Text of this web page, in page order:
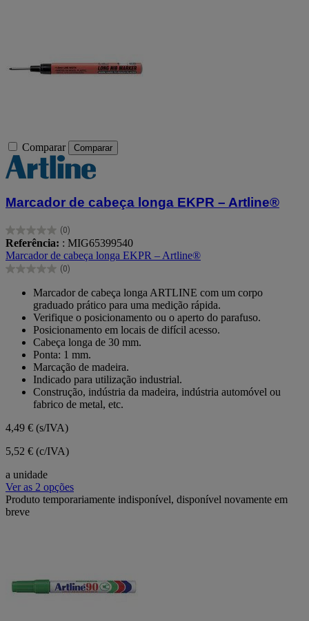
Comparar Comparar
Marcador de cabeça longa EKPR – Artline®
(0)
0.0
em
5
estrelas.
Referência: : MIG65399540
Marcador de cabeça longa EKPR – Artline®
(0)
0.0
estrelas.
Marcador de cabeça longa ARTLINE com um corpo
graduado prático para uma medição rápida.
Verifique o posicionamento ou o aperto do parafuso.
Posicionamento em locais de difícil acesso.
Cabeça longa de 30 mm.
Ponta: 1 mm.
Marcação de madeira.
Indicado para utilização industrial.
Construção, indústria da madeira, indústria automóvel ou
fabrico de metal, etc.
4,49 € (s/IVA)
5,52 € (c/IVA)
a unidade
Ver as 2 opções
Produto temporariamente indisponível, disponível novamente em
breve